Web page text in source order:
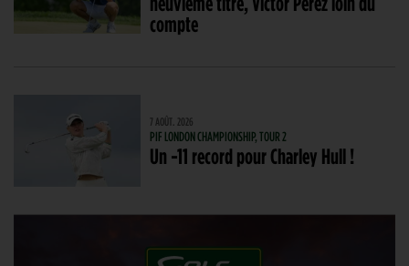
compte
7 AOÛT. 2026
PIF LONDON CHAMPIONSHIP, TOUR 2
Un -11 record pour Charley Hull !